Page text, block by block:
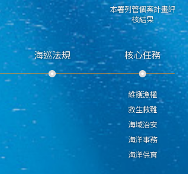
本署列管個案計畫評
核結果
海巡法規 核心任務
維護漁權
救生救難
海域治安
海洋事務
海洋保育